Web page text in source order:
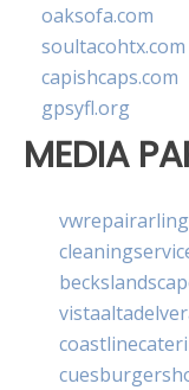
oaksofa.com
soultacohtx.com
capishcaps.com
gpsyfl.org
MEDIA